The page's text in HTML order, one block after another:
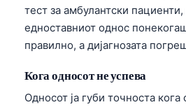
тест за амбулантски
едноставниот однос
правилно, а дијагнозата
Кога односот не успева
Односот ја губи точноста
Slovenščina
Magyar
Shqip
বাংলা